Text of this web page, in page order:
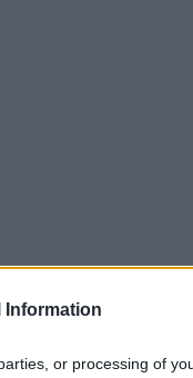
Information
or processing of
Πλεύρης,
μπορεί να